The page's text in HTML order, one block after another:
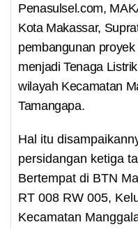
Penasulsel.com,
Kota Makassar,
pembangunan
menjadi Tenaga
wilayah Kecamatan
Tamangapa.
Hal itu
persidangan ketiga
Bertempat di BTN
RT 008 RW 005,
Kecamatan